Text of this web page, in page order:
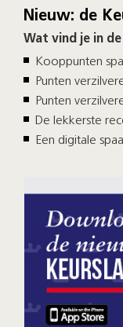
Nieuw: de
Wat vind je in
Kooppunten
Punten
Punten
De lekkerste
Een digitale